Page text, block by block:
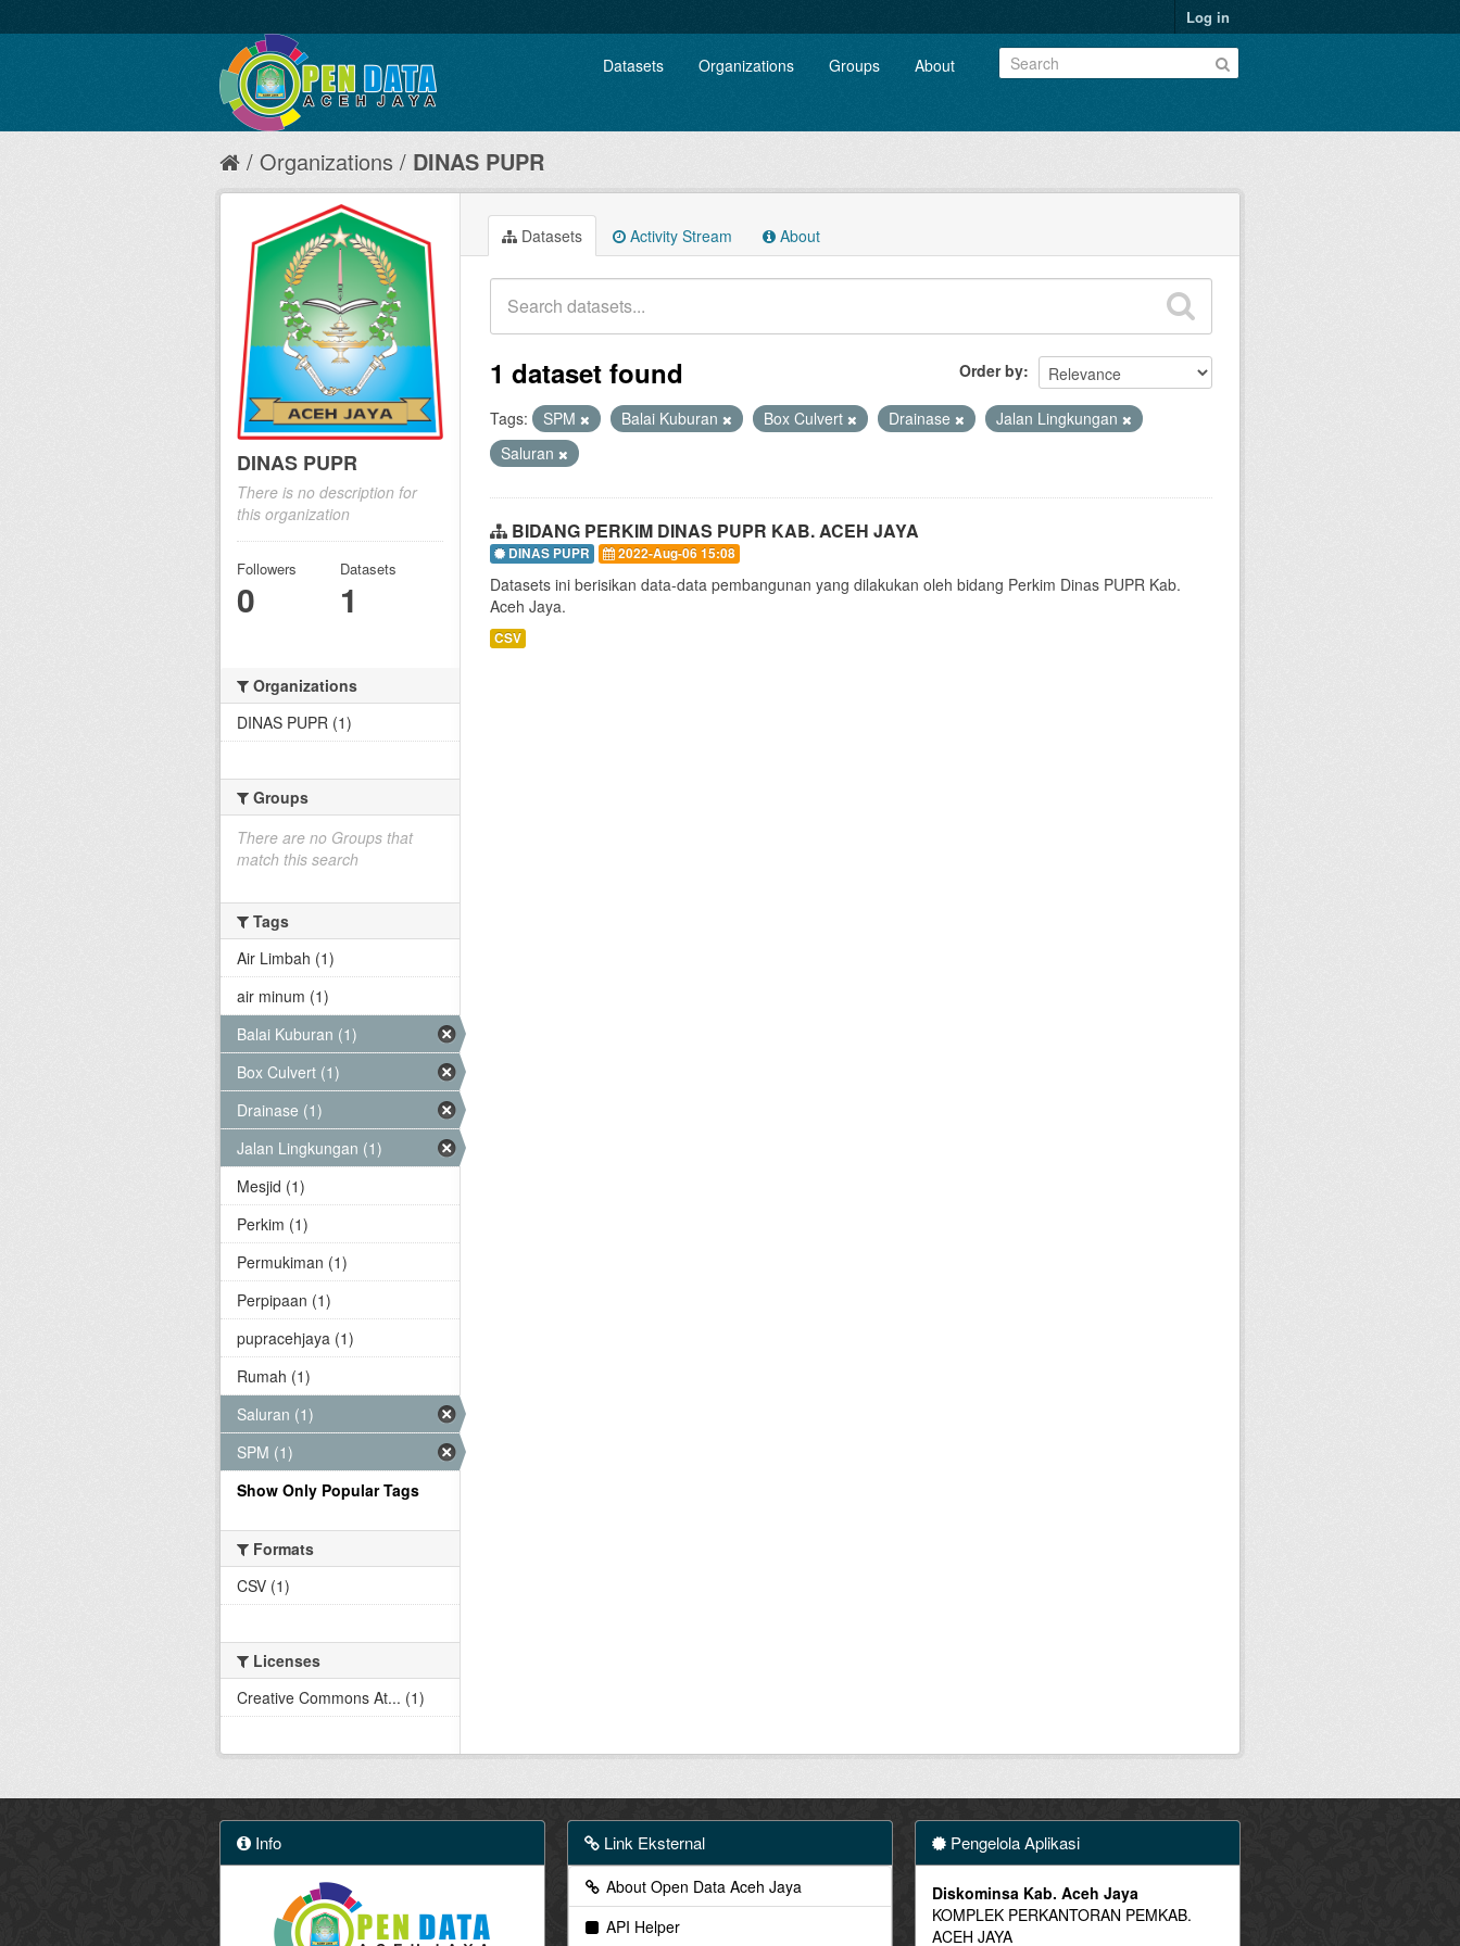
Log in
Datasets Organizations Groups About
Organizations DINAS PUPR
Datasets Activity Stream About
Order by
1 dataset found
Tags: SPM Balai Kuburan Box Culvert Drainase
Jalan Lingkungan
Saluran
BIDANG PERKIM DINAS PUPR KAB. ACEH JAYA
DINAS PUPR 2022-Aug-06 15:08
Datasets ini berisikan data-data pembangunan yang dilakukan oleh bidang Perkim Dinas PUPR Kab.
Aceh Jaya.
CSV
DINAS PUPR
There is no description for
this organization
Followers
0
Datasets
1
Organizations
DINAS PUPR (1)
Groups
There are no Groups that
match this search
Tags
Air Limbah (1)
air minum (1)
Balai Kuburan (1)
Box Culvert (1)
Drainase (1)
Jalan Lingkungan (1)
Mesjid (1)
Perkim (1)
Permukiman (1)
Perpipaan (1)
pupracehjaya (1)
Rumah (1)
Saluran (1)
SPM (1)
Show Only Popular Tags
Formats
CSV (1)
Licenses
Creative Commons At... (1)
Info Link Eksternal
About Open Data Aceh Jaya
API Helper
Pengelola Aplikasi
Diskominsa Kab. Aceh Jaya
KOMPLEK PERKANTORAN PEMKAB.
ACEH JAYA